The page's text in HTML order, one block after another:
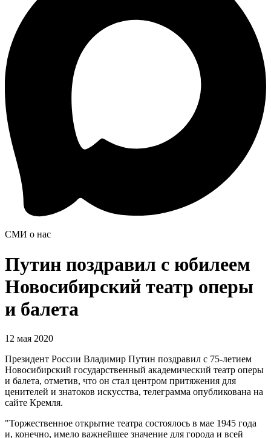
СМИ о нас
Путин поздравил с юбилеем
Новосибирский театр оперы
и балета
12 мая 2020
Президент России Владимир Путин поздравил с 75-летием
Новосибирский государственный академический театр оперы
и балета, отметив, что он стал центром притяжения для
ценителей и знатоков искусства, телеграмма опубликована на
сайте Кремля.
"Торжественное открытие театра состоялось в мае 1945 года
и, конечно, имело важнейшее значение для города и всей